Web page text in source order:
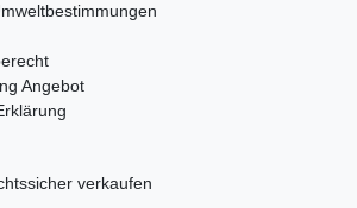
Angebot
verkaufen